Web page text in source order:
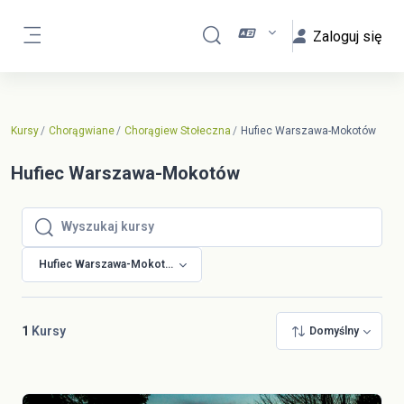
Przełącznik wyszukiwarki
Zaloguj się
Kursy Chorągwiane Chorągiew Stołeczna Hufiec Warszawa-Mokotów
Hufiec Warszawa-Mokotów
Wyszukaj kursy
Wyszukaj kursy
Hufiec Warszawa-Mokotów
1 Kursy Domyślny